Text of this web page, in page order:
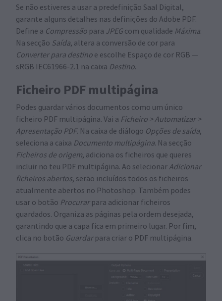
Se não estiveres a usar a predefinição Saal Digital,
garante alguns detalhes nas definições do Adobe PDF.
Define a Compressão para JPEGcom qualidade Máxima.
Na secção Saída, altera a conversão de cor para
Converter para destino e escolhe Espaço de cor RGB —
sRGB IEC61966-2.1 na caixa Destino.
Ficheiro PDF multipágina
Podes guardar vários documentos como um único
ficheiro PDF multipágina. Vai a Ficheiro > Automatizar >
Apresentação PDF. Na caixa de diálogo Opções de saída,
seleciona a caixa Documento multipágina. Na secção
Ficheiros de origem, adiciona os ficheiros que queres
incluir no teu PDF multipágina. Ao selecionarAdicionar
ficheiros abertos, serão incluídos todos os ficheiros
atualmente abertos no Photoshop. Também podes
usar o botão Procurarpara adicionar ficheiros
guardados. Organiza as páginas pela ordem desejada,
garantindo que a capa fica em primeiro lugar. Por fim,
clica no botão Guardarpara criar o PDF multipágina.